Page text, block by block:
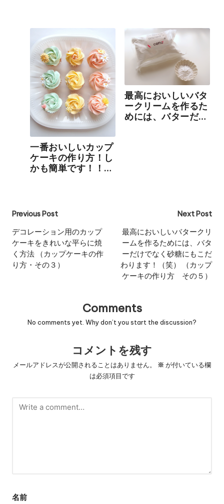
一番おいしいカップ
ケーキの作り方！し
かも簡単です！！
最高においしいバタ
ークリームを作るた
めには、バターだけ
Post
navigation
Previous Post
デコレーション用のカップ
ケーキをきれいな平らに焼
く方法 （カップケーキの作
り方・その３）
Next Post
最高においしいバタークリ
ームを作るためには、バタ
ーだけでなく砂糖にもこだ
わります！（笑） （カップ
ケーキの作り方 その５）
Comments
No comments yet. Why don’t you start the discussion?
コメントを残す
メールアドレスが公開されることはありません。 ※ が付いている欄
は必須項目です
名前